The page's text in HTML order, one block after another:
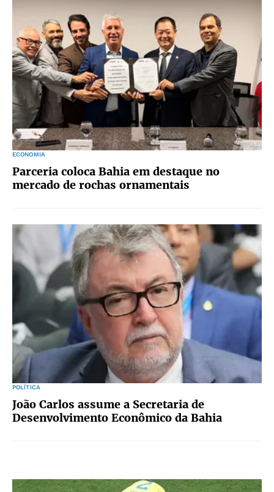
ECONOMIA
Parceria coloca Bahia em destaque no
mercado de rochas ornamentais
POLÍTICA
João Carlos assume a Secretaria de
Desenvolvimento Econômico da Bahia